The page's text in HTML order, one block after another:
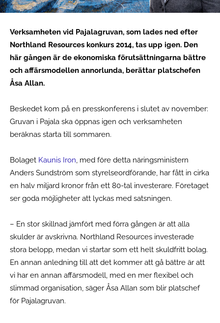
Verksamheten vid Pajalagruvan, som lades ned efter
Northland Resources konkurs 2014, tas upp igen. Den
här gången är de ekonomiska förutsättningarna bättre
och affärsmodellen annorlunda, berättar platschefen
Åsa Allan.
Beskedet kom på en presskonferens i slutet av november:
Gruvan i Pajala ska öppnas igen och verksamheten
beräknas starta till sommaren.
Bolaget Kaunis Iron, med före detta näringsministern
Anders Sundström som styrelseordförande, har fått in cirka
en halv miljard kronor från ett 80-tal investerare. Företaget
ser goda möjligheter att lyckas med satsningen.
– En stor skillnad jämfört med förra gången är att alla
skulder är avskrivna. Northland Resources investerade
stora belopp, medan vi startar som ett helt skuldfritt bolag.
En annan anledning till att det kommer att gå bättre är att
vi har en annan affärsmodell, med en mer flexibel och
slimmad organisation, säger Åsa Allan som blir platschef
för Pajalagruvan.